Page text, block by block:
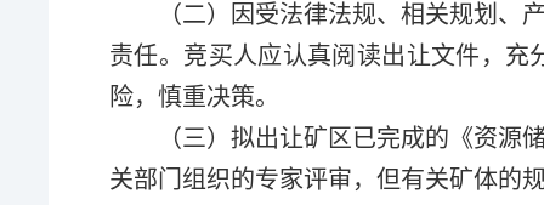
（二）
因受法律法规、相关规划、
责任。竞买人应认真阅读出让文件，
险，慎重决策。
（三） 拟出让矿区已完成的《资源
关部门组织的专家评审， 但有关矿体的